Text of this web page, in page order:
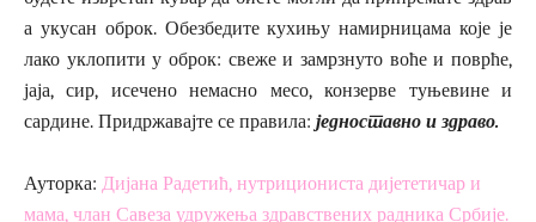
а укусан оброк. Обезбедите кухињу намирницама које је
лако уклопити у оброк: свеже и замрзнуто воће и поврће,
јаја, сир, исечено немасно месо, конзерве туњевине и
сардине. Придржавајте се правила: једноставно и здраво.
Ауторка: Дијана Радетић, нутрициониста дијететичар и
мама, члан Савеза удружења здравствених радника Србије.